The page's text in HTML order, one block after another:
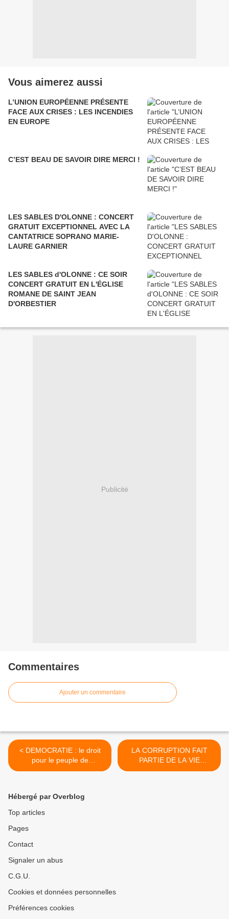
Vous aimerez aussi
L’UNION EUROPÉENNE PRÉSENTE
FACE AUX CRISES : LES INCENDIES
EN EUROPE
C’EST BEAU DE SAVOIR DIRE MERCI !
LES SABLES D'OLONNE : CONCERT
GRATUIT EXCEPTIONNEL AVEC LA
CANTATRICE SOPRANO MARIE-
LAURE GARNIER
LES SABLES d'OLONNE : CE SOIR
CONCERT GRATUIT EN L'ÉGLISE
ROMANE DE SAINT JEAN
D'ORBESTIER
Publicité
Commentaires
Ajouter un commentaire
< DEMOCRATIE : le droit
pour le peuple de
s'exprimer en toute clarté
LA CORRUPTION FAIT
PARTIE DE LA VIE
PUBLIQUE…cela
Hébergé par Overblog
Top articles
Pages
Contact
Signaler un abus
C.G.U.
Cookies et données personnelles
Préférences cookies